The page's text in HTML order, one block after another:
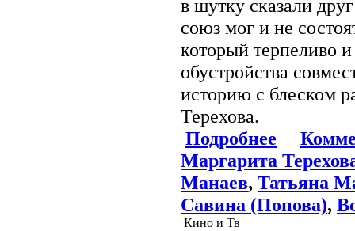
в шутку сказали
союз мог и не
который терпеливо
обустройства
историю с блеском
Терехова.
Подробнее
Маргарита
Манаев, Татьяна
Савина (Попова),
Кино и Тв